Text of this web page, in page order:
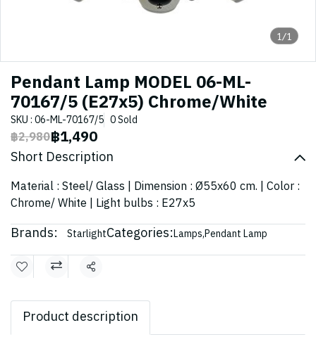
1/1
Pendant Lamp MODEL 06-ML-
70167/5 (E27x5) Chrome/White
SKU : 06-ML-70167/5 0 Sold
฿2,980฿1,490
Short Description
Material : Steel/ Glass | Dimension : Ø55x60 cm. | Color :
Chrome/ White | Light bulbs : E27x5
Brands: StarlightCategories:Lamps,Pendant Lamp
Share
Product description